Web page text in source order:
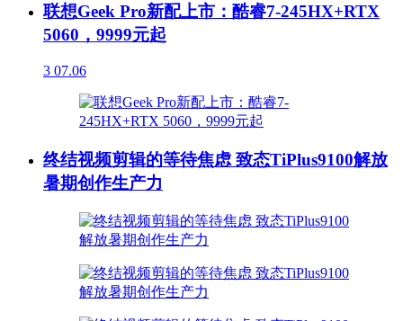
联想Geek Pro新配上市：酷睿7-245HX+RTX
5060，9999元起
3 07.06
终结视频剪辑的等待焦虑 致态TiPlus9100解放
暑期创作生产力